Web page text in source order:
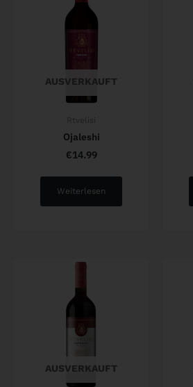
AUSVERKAUFT
Rtvelisi
Ojaleshi
€14.99
Weiterlesen
AUSVERKAUFT